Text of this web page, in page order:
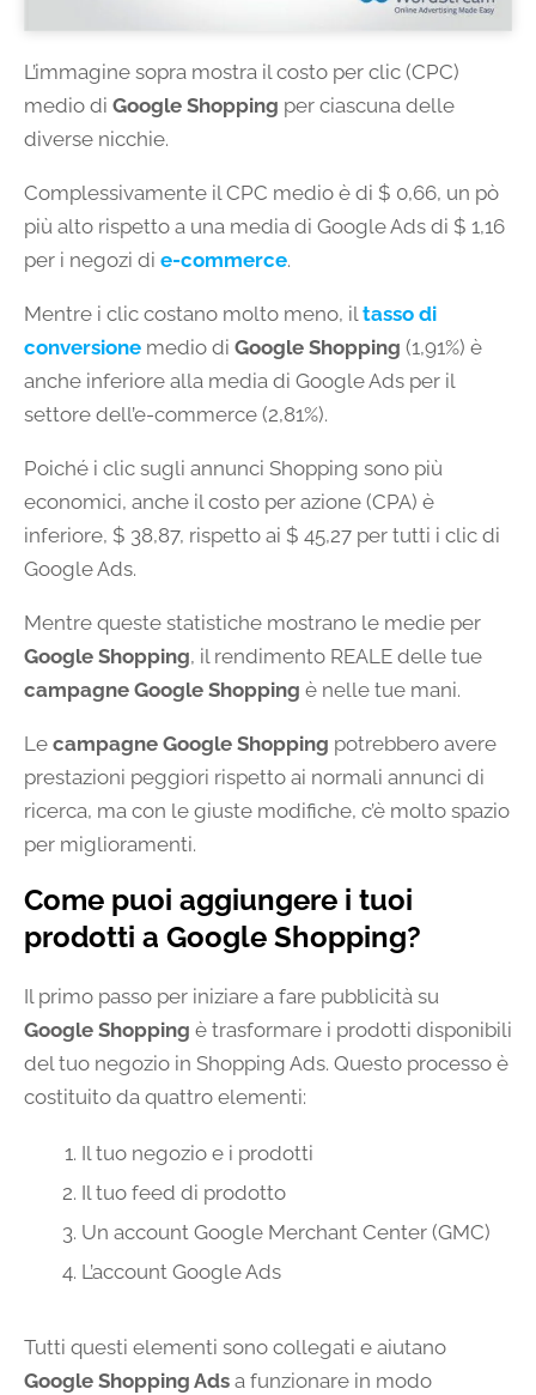
L’immagine sopra mostra il costo per clic (CPC)
medio di Google Shopping per ciascuna delle
diverse nicchie.
Complessivamente il CPC medio è di $ 0,66, un pò
più alto rispetto a una media di Google Ads di $ 1,16
per i negozi di e-commerce.
Mentre i clic costano molto meno, iltasso di
conversione medio di Google Shopping (1,91%) è
anche inferiore alla media di Google Ads per il
settore dell’e-commerce (2,81%).
Poiché i clic sugli annunci Shopping sono più
economici, anche il costo per azione (CPA) è
inferiore, $ 38,87, rispetto ai $ 45,27 per tutti i clic di
Google Ads.
Mentre queste statistiche mostrano le medie per
Google Shopping, il rendimento REALE delle tue
campagne Google Shopping è nelle tue mani.
Le campagne Google Shopping potrebbero avere
prestazioni peggiori rispetto ai normali annunci di
ricerca, ma con le giuste modifiche, c’è molto spazio
per miglioramenti.
Come puoi aggiungere i tuoi
prodotti a Google Shopping?
Il primo passo per iniziare a fare pubblicità su
Google Shopping è trasformare i prodotti disponibili
del tuo negozio in Shopping Ads. Questo processo è
costituito da quattro elementi:
Il tuo negozio e i prodotti
Il tuo feed di prodotto
Un account Google Merchant Center (GMC)
L’account Google Ads
Tutti questi elementi sono collegati e aiutano
Google Shopping Ads a funzionare in modo